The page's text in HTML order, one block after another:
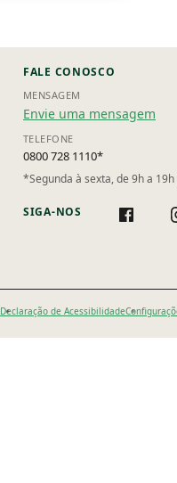
FALE CONOSCO
MENSAGEM
Envie uma mensagem
TELEFONE
0800 728 1110*
*Segunda à sexta, de 9h a
SIGA-NOS
Declaração de Acessibilidade